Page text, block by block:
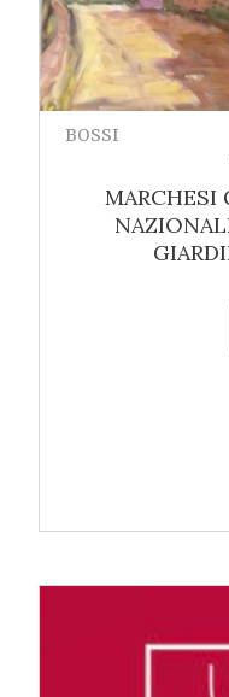
BOSSI
MARCHESI